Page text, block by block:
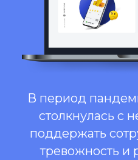
В период
столкнулась с
поддержать
тревожность и